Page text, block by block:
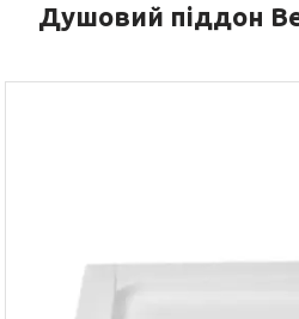
Душовий піддон